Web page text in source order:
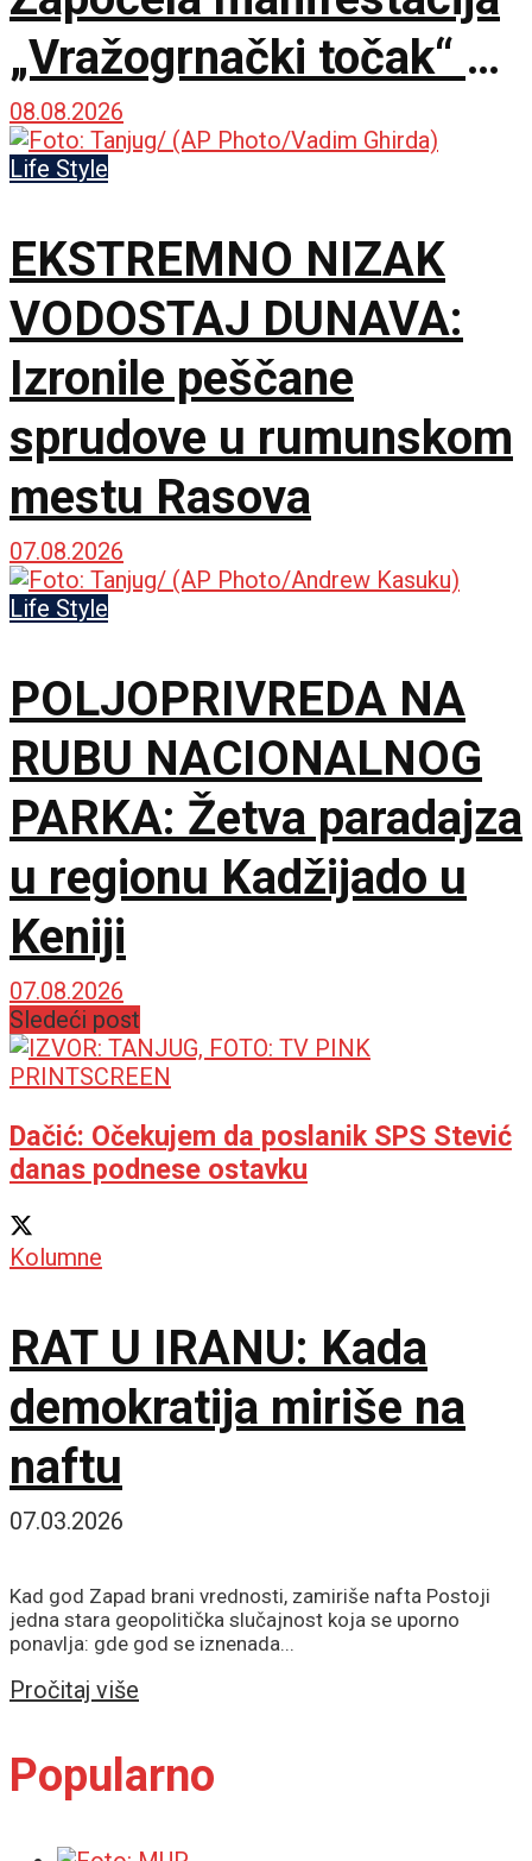
„Vražogrnački točak“ u
porti Hrama Svete
Trojice
08.08.2026
Life Style
EKSTREMNO NIZAK
VODOSTAJ DUNAVA:
Izronile peščane
sprudove u rumunskom
mestu Rasova
07.08.2026
Life Style
POLJOPRIVREDA NA
RUBU NACIONALNOG
PARKA: Žetva paradajza
u regionu Kadžijado u
Keniji
07.08.2026
Sledeći post
Dačić: Očekujem da poslanik SPS Stević
danas podnese ostavku
Kolumne
RAT U IRANU: Kada
demokratija miriše na
naftu
07.03.2026
Kad god Zapad brani vrednosti, zamiriše nafta Postoji
jedna stara geopolitička slučajnost koja se uporno
ponavlja: gde god se iznenada...
Pročitaj više
Popularno